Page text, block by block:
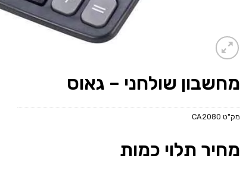
מחשבון שולחני – גאוס
מק"ט CA2080
מחיר תלוי כמות